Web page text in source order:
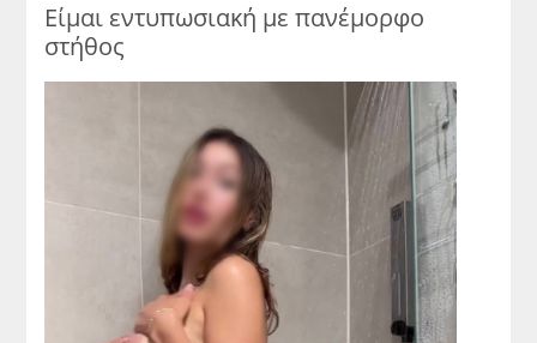
Είμαι εντυπωσιακή με πανέμορφο
στήθος